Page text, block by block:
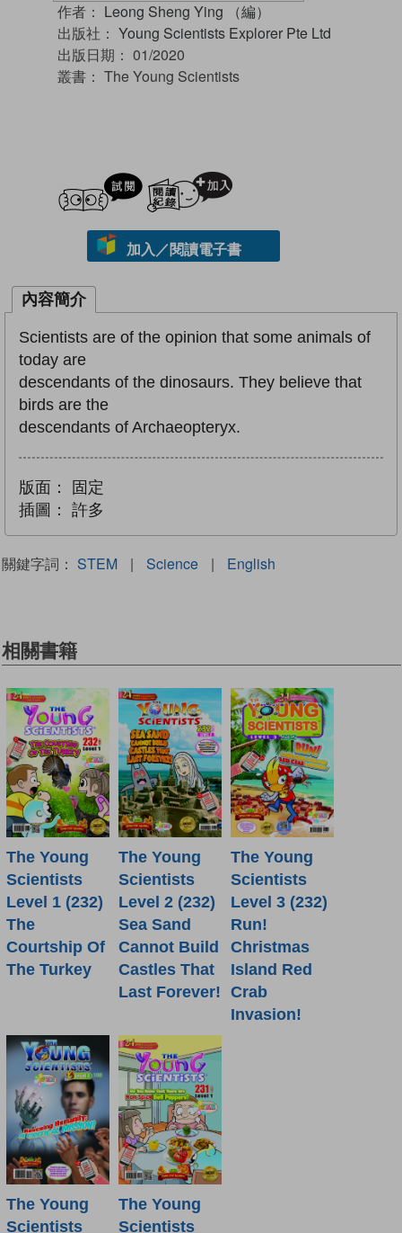
作者： Leong Sheng Ying （編）
出版社： Young Scientists Explorer Pte Ltd
出版日期： 01/2020
叢書： The Young Scientists
試閲
加入／閱讀電子書
內容簡介
Scientists are of the opinion that some animals of
today are
descendants of the dinosaurs. They believe that
birds are the
descendants of Archaeopteryx.
版面：
固定
插圖：
許多
關鍵字詞： STEM | Science | English
相關書籍
The Young
Scientists
Level 1 (232)
The
Courtship Of
The Turkey
The Young
Scientists
Level 2 (232)
Sea Sand
Cannot Build
Castles That
Last Forever!
The Young
Scientists
Level 3 (232)
Run!
Christmas
Island Red
Crab
Invasion!
The Young
Scientists
The Young
Scientists